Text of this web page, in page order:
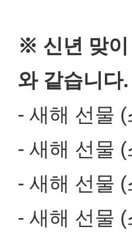
※ 신년 맞이
와 같습니다.
- 새해 선물
- 새해 선물
- 새해 선물
- 새해 선물